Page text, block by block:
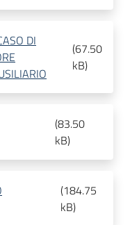
DI
(67.50
kB)
(83.50
kB)
(184.75
kB)